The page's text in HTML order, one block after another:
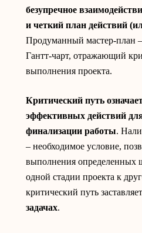
безупречное
и четкий план действий
Продуманный мастер-план
Гантт-чарт, отражающий
выполнения проекта.
Критический путь
эффективных действий
финализации работы.
– необходимое условие,
выполнения определенных
одной стадии проекта к
критический путь заставляет
задачах.